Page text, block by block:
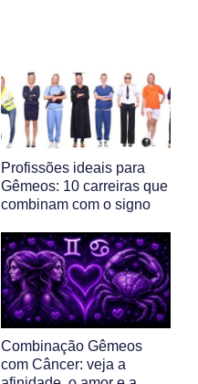
Profissões ideais para
Gêmeos: 10 carreiras que
combinam com o signo
Combinação Gêmeos
com Câncer: veja a